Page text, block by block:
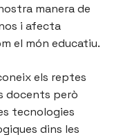
manera de
i afecta
el món educatiu.
els reptes
docents però
tecnologies
dins les